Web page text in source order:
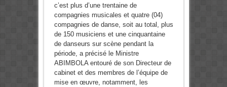
c’est plus d’une trentaine de
compagnies musicales et quatre (04)
compagnies de danse, soit au total, plus
de 150 musiciens et une cinquantaine
de danseurs sur scène pendant la
période, a précisé le Ministre
ABIMBOLA entouré de son Directeur de
cabinet et des membres de l’équipe de
mise en œuvre, notamment, les